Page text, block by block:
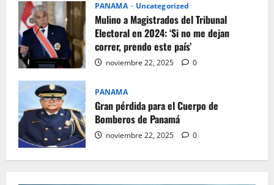
PANAMA Uncategorized
Mulino a Magistrados del Tribunal
Electoral en 2024: ‘Si no me dejan
correr, prendo este país’
noviembre 22, 2025 0
PANAMA
Gran pérdida para el Cuerpo de
Bomberos de Panamá
noviembre 22, 2025 0